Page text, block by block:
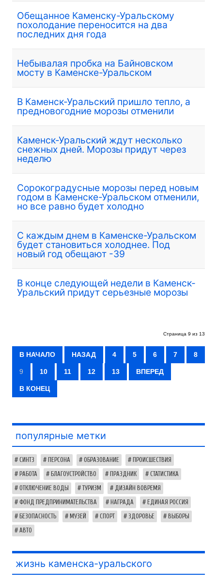
Обещанное Каменску-Уральскому
похолодание переносится на два
последних дня года
Небывалая пробка на Байновском
мосту в Каменске-Уральском
В Каменск-Уральский пришло тепло, а
предновогодние морозы отменили
Каменск-Уральский ждут несколько
снежных дней. Морозы придут через
неделю
Сорокоградусные морозы перед новым
годом в Каменске-Уральском отменили,
но все равно будет холодно
С каждым днем в Каменске-Уральском
будет становиться холоднее. Под
новый год обещают -39
В конце следующей недели в Каменск-
Уральский придут серьезные морозы
Страница 9 из 13
В НАЧАЛО НАЗАД 4 5 6 7 8
9 10 11 12 13 ВПЕРЕД
В КОНЕЦ
популярные метки
СИНТЗ ПЕРСОНА ОБРАЗОВАНИЕ ПРОИСШЕСТВИЯ
РАБОТА БЛАГОУСТРОЙСТВО ПРАЗДНИК СТАТИСТИКА
ОТКЛЮЧЕНИЕ ВОДЫ ТУРИЗМ ДИЗАЙН ВОВРЕМЯ
ФОНД ПРЕДПРИНИМАТЕЛЬСТВА НАГРАДА ЕДИНАЯ РОССИЯ
БЕЗОПАСНОСТЬ МУЗЕЙ СПОРТ ЗДОРОВЬЕ ВЫБОРЫ
АВТО
жизнь каменска-уральского